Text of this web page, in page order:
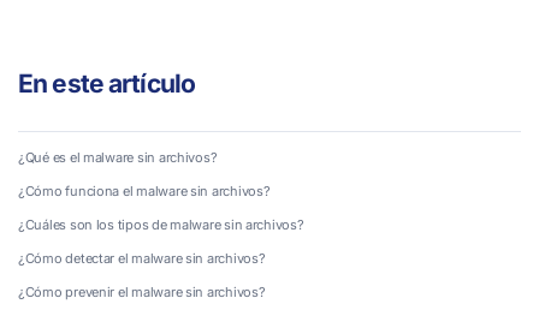
En este artículo
¿Qué es el malware sin archivos?
¿Cómo funciona el malware sin archivos?
¿Cuáles son los tipos de malware sin archivos?
¿Cómo detectar el malware sin archivos?
¿Cómo prevenir el malware sin archivos?